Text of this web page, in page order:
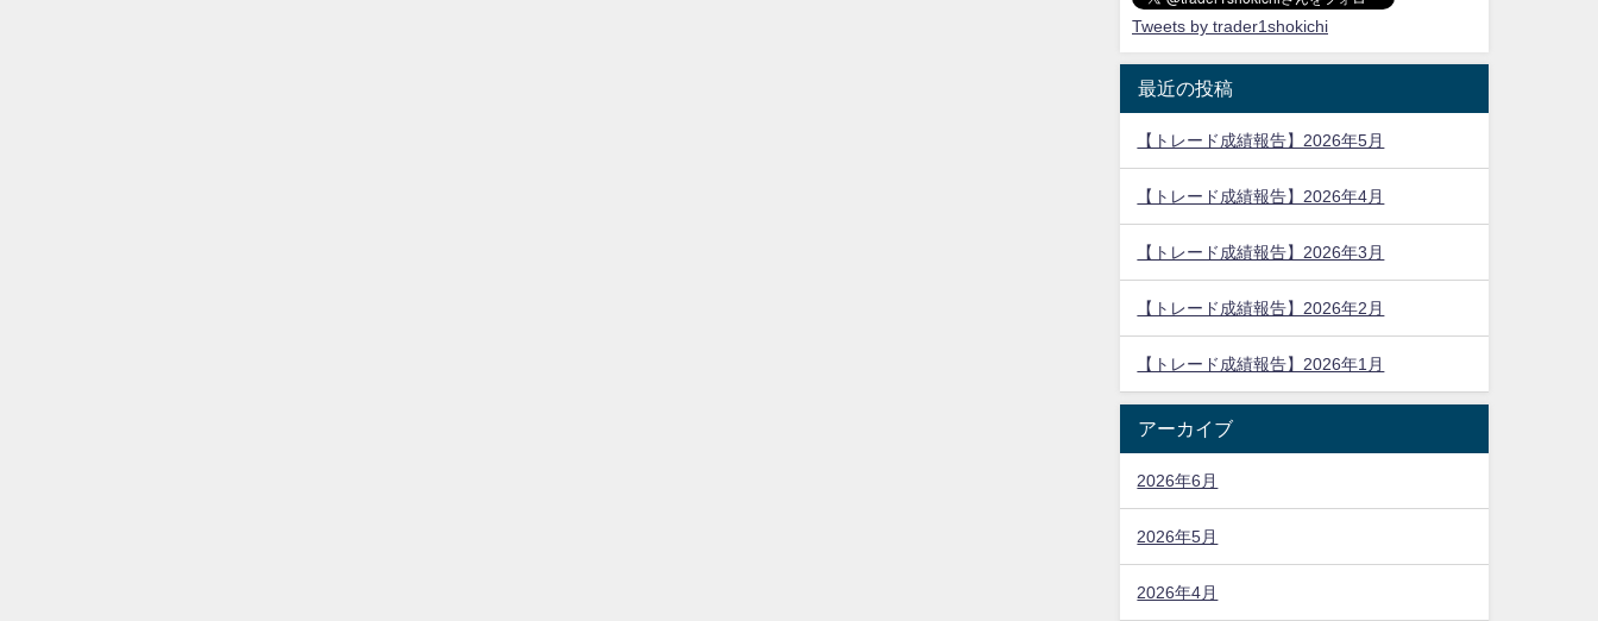
Tweets by trader1shokichi
最近の投稿
【トレード成績報告】2026年5月
【トレード成績報告】2026年4月
【トレード成績報告】2026年3月
【トレード成績報告】2026年2月
【トレード成績報告】2026年1月
アーカイブ
2026年6月
2026年5月
2026年4月